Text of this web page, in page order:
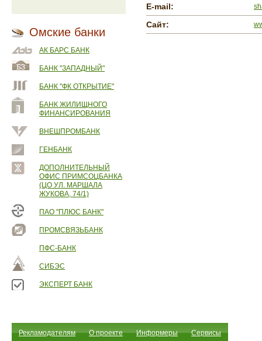
Омские банки
АК БАРС БАНК
БАНК "ЗАПАДНЫЙ"
БАНК "ФК ОТКРЫТИЕ"
БАНК ЖИЛИЩНОГО
ФИНАНСИРОВАНИЯ
ВНЕШПРОМБАНК
ГЕНБАНК
ДОПОЛНИТЕЛЬНЫЙ
ОФИС ПРИМСОЦБАНКА
(ЦО УЛ. МАРШАЛА
ЖУКОВА, 74/1)
ПАО "ПЛЮС БАНК"
ПРОМСВЯЗЬБАНК
ПФС-БАНК
СИБЭС
ЭКСПЕРТ БАНК
E-mail:
Сайт:
Рекламодателям О проекте Информеры Сервисы